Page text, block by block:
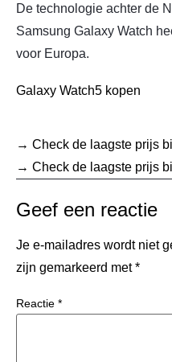
De technologie achter de
Samsung Galaxy Watch
voor Europa.
Galaxy Watch5 kopen
→ Check de laagste prijs
→ Check de laagste prijs
Geef een reactie
Je e-mailadres wordt niet
zijn gemarkeerd met*
Reactie *